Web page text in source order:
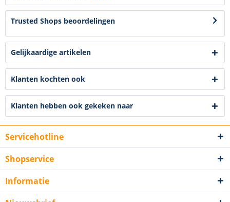
Trusted Shops beoordelingen
Gelijkaardige artikelen
Klanten kochten ook
Klanten hebben ook gekeken naar
Servicehotline
Shopservice
Informatie